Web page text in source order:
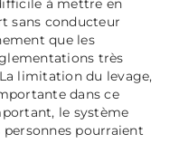
à mettre en
sans conducteur
que les
très
limitation du levage,
dans ce
le système
pourraient